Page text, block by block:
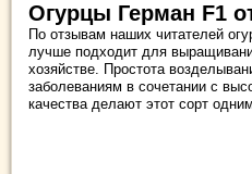
Огурцы Герман F1
По отзывам наших читателей
лучше подходит для
хозяйстве. Простота
заболеваниям в сочетании с
качества делают этот сорт